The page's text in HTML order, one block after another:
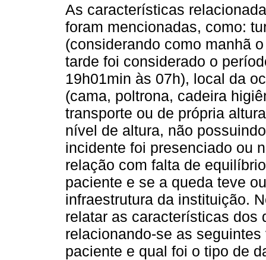
As características
foram mencionadas, como:
(considerando como manhã
tarde foi considerado o
19h01min às 07h), local da
(cama, poltrona, cadeira
transporte ou de própria
nível de altura, não
incidente foi presenciado ou
relação com falta de
paciente e se a queda teve
infraestrutura da instituição.
relatar as características dos
relacionando-se as
paciente e qual foi o tipo de